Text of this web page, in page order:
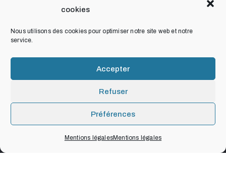
cookies
Nous utilisons des cookies pour optimiser notre site web et notre
service.
Accepter
Refuser
Préférences
Mentions légalesMentions légales